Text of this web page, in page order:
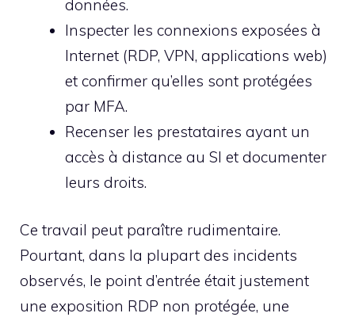
données.
Inspecter les connexions exposées à
Internet (RDP, VPN, applications web)
et confirmer qu’elles sont protégées
par MFA.
Recenser les prestataires ayant un
accès à distance au SI et documenter
leurs droits.
Ce travail peut paraître rudimentaire.
Pourtant, dans la plupart des incidents
observés, le point d’entrée était justement
une exposition RDP non protégée, une